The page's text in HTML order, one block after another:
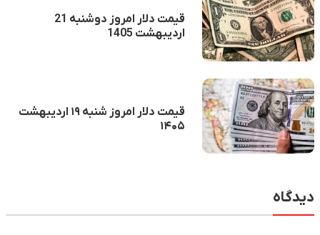
قیمت دلار امروز دوشنبه 21
اردیبهشت 1405
قیمت دلار امروز شنبه ۱۹ اردیبهشت
۱۴۰۵
دیدگاه